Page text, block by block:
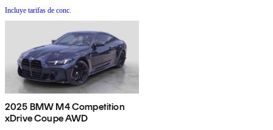
Incluye tarifas de conc.
2025 BMW M4 Competition
xDrive Coupe AWD